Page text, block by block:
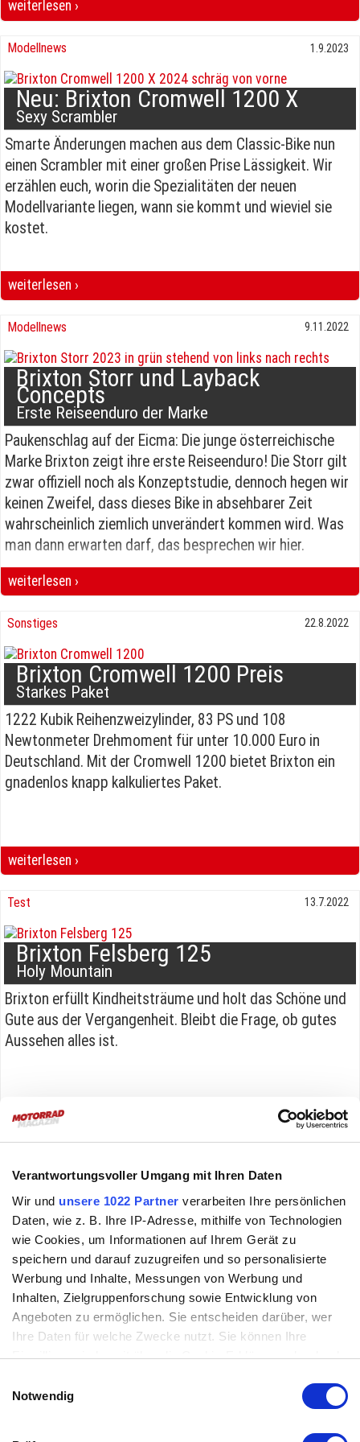
Verantwortungsvoller Umgang mit Ihren Daten
Wir und unsere 1022 Partner verarbeiten Ihre persönlichen
Daten, wie z. B. Ihre IP-Adresse, mithilfe von Technologien
wie Cookies, um Informationen auf Ihrem Gerät zu
speichern und darauf zuzugreifen und so personalisierte
Werbung und Inhalte, Messungen von Werbung und
Inhalten, Zielgruppenforschung sowie Entwicklung von
Angeboten zu ermöglichen. Sie entscheiden darüber, wer
Ihre Daten für welche Zwecke nutzt. Sie können Ihre
Einwilligung jederzeit über die Cookie-Erklärung oder durch
widerrufen
Notwendig
weiterlesen ›
Brixton Storr 500 Ab März 2025
1.9.2023
Modellnews
Neu: Brixton Cromwell 1200 X
Sexy Scrambler
Smarte Änderungen machen aus dem Classic-Bike nun
einen Scrambler mit einer großen Prise Lässigkeit. Wir
erzählen euch, worin die Spezialitäten der neuen
Modellvariante liegen, wann sie kommt und wieviel sie
kostet.
weiterlesen ›
Neu: Brixton Cromwell 1200 X Sexy Scrambler
9.11.2022
Modellnews
Brixton Storr und Layback
Concepts
Erste Reiseenduro der Marke
Paukenschlag auf der Eicma: Die junge österreichische
Marke Brixton zeigt ihre erste Reiseenduro! Die Storr gilt
zwar offiziell noch als Konzeptstudie, dennoch hegen wir
keinen Zweifel, dass dieses Bike in absehbarer Zeit
wahrscheinlich ziemlich unverändert kommen wird. Was
man dann erwarten darf, das besprechen wir hier.
weiterlesen ›
Brixton Storr und Layback Concepts Erste Reiseenduro der Marke
22.8.2022
Sonstiges
Brixton Cromwell 1200 Preis
Starkes Paket
1222 Kubik Reihenzweizylinder, 83 PS und 108
Newtonmeter Drehmoment für unter 10.000 Euro in
Deutschland. Mit der Cromwell 1200 bietet Brixton ein
gnadenlos knapp kalkuliertes Paket.
weiterlesen ›
Brixton Cromwell 1200 Preis Starkes Paket
13.7.2022
Test
Brixton Felsberg 125
Holy Mountain
Brixton erfüllt Kindheitsträume und holt das Schöne und
Gute aus der Vergangenheit. Bleibt die Frage, ob gutes
Aussehen alles ist.
weiterlesen ›
Modellnews
Brixton Cromwell 1200
Bluthund
Mehr Hubraum und Drehmoment als eine Bonneville und
rumdum Qualitätskomponenten. Wie gut wird das
hubraumstärkste Naked Bike aus austrochinesischer
Produktion?
Brixton Cromwell 1200 Bluthund